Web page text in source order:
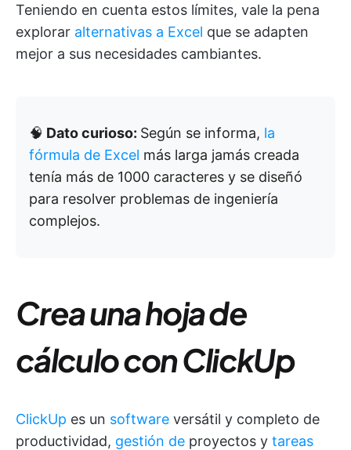
Teniendo en cuenta estos límites, vale la pena
explorar alternativas a Excel que se adapten
mejor a sus necesidades cambiantes.
🧠 Dato curioso: Según se informa, la
fórmula de Excel más larga jamás creada
tenía más de 1000 caracteres y se diseñó
para resolver problemas de ingeniería
complejos.
Crea una hoja de
cálculo con ClickUp
ClickUp es un software versátil y completo de
productividad, gestión de proyectos y tareas